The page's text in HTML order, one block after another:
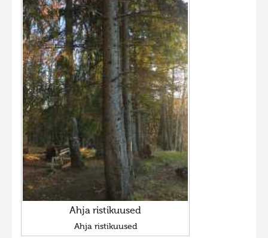
Ahja ristikuused
Ahja ristikuused